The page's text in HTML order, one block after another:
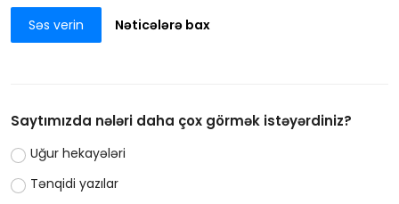
Səs verin Nəticələrə bax
Saytımızda nələri daha çox görmək istəyərdiniz?
Uğur hekayələri
Tənqidi yazılar